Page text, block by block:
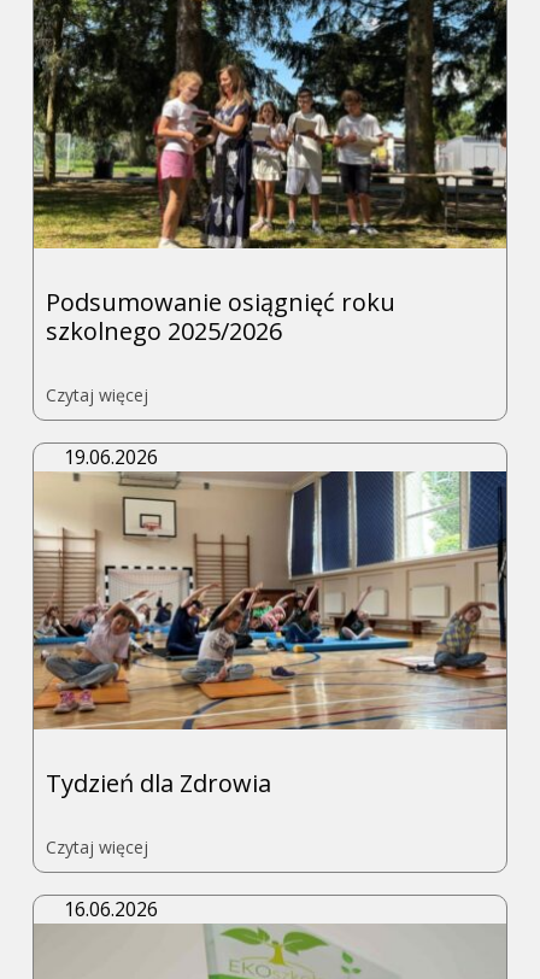
–
pożegnanie
ósmoklasistów
Podsumowanie osiągnięć roku
szkolnego 2025/2026
Czytaj więcej
Podsumowanie
osiągnięć
roku
szkolnego
2025/2026
19.06.2026
Tydzień dla Zdrowia
Czytaj więcej
Tydzień
dla
16.06.2026